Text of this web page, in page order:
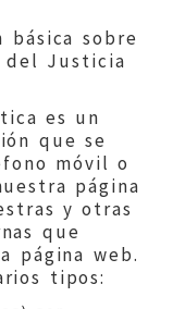
básica sobre
del Justicia
es un
que se
móvil o
página
y otras
que
página web.
tipos: